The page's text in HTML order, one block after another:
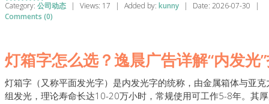
Category: 公司动态 | Views: 17 | Added by: kunny | Date: 2026-07-30
|
Comments (0)
灯箱字怎么选？逸晨广告详解“内发光
灯箱字（又称平面发光字）是内发光字的统称，由金属箱体与亚克
组发光，理论寿命长达10-20万小时，常规使用可工作5-8年。其